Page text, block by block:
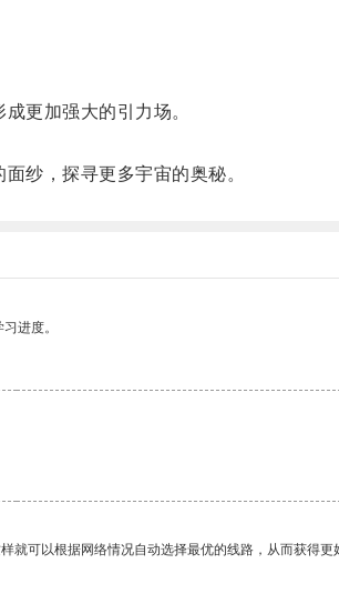
更加强大的引力场。
纱，探寻更多宇宙的奥秘。
进度。
可以根据网络情况自动选择最优的线路，从而获得更